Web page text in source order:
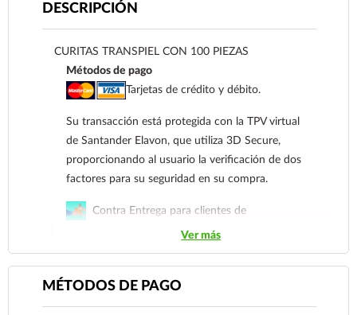
DESCRIPCIÓN
CURITAS TRANSPIEL CON 100 PIEZAS
Métodos de pago
Tarjetas de crédito y débito.
Su transacción está protegida con la TPV virtual
de Santander Elavon, que utiliza 3D Secure,
proporcionando al usuario la verificación de dos
factores para su seguridad en su compra.
Contra Entrega para clientes de
Gloria de Coatzacoalcos S.A. de C.V. Número de
Ver más
MÉTODOS DE PAGO